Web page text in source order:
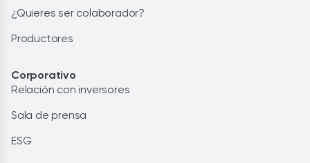
¿Quieres ser colaborador?
Productores
Corporativo
Relación con inversores
Sala de prensa
ESG